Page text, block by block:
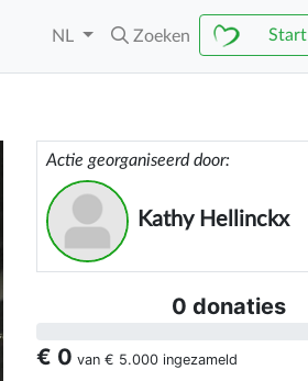
NL Zoeken
Actie georganiseerd door:
Kathy Hellinckx
0 donaties
€ 0 van € 5.000 ingezameld